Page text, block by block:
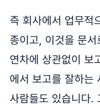
즉 회사에서 업무적
종이고, 이것을 문
연차에 상관없이 보
에서 보고를 잘하는
사람들도 있습니다.